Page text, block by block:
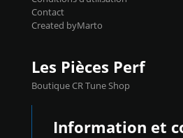
Contact
Created byMarto
Les Pièces Perf
Boutique CR Tune Shop
Information et